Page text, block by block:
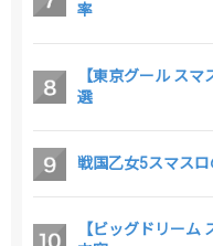
率
【東京グール ス
選
戦国乙女5スマス
【ビッグドリーム